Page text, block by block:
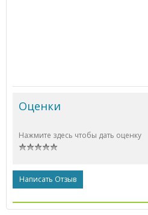
Оценки
Нажмите здесь чтобы дать оценку
Написать Отзыв